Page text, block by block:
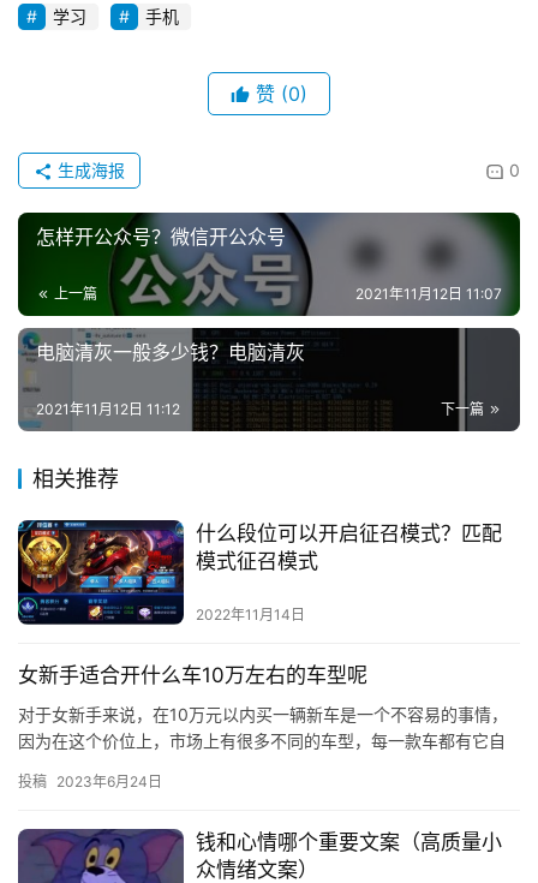
学习 手机
赞 (0)
0
生成海报
怎样开公众号？微信开公众号
上一篇 2021年11月12日 11:07
电脑清灰一般多少钱？电脑清灰
下一篇
2021年11月12日 11:12
相关推荐
什么段位可以开启征召模式？匹配
模式征召模式
2022年11月14日
女新手适合开什么车10万左右的车型呢
对于女新手来说，在10万元以内买一辆新车是一个不容易的事情，
因为在这个价位上，市场上有很多不同的车型，每一款车都有它自
新手…
投稿 2023年6月24日
钱和心情哪个重要文案（高质量小
众情绪文案）